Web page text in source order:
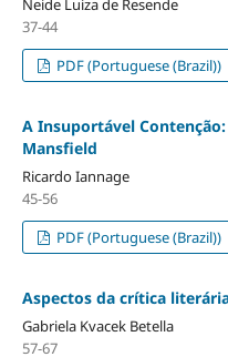
Neide Luiza de Resende
37-44
PDF (Portuguese (Brazil))
A Insuportável
Mansfield
Ricardo Iannage
45-56
PDF (Portuguese (Brazil))
Aspectos da crítica
Gabriela Kvacek Betella
57-67